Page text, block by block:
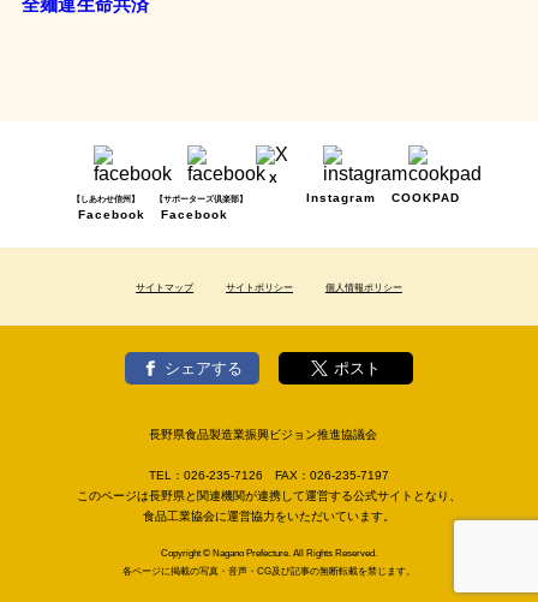
全麺連生命共済
【しあわせ信州】
Facebook
【サポーターズ倶楽部】
Facebook
X
Instagram
COOKPAD
サイトマップ サイトポリシー 個人情報ポリシー
シェアする ポスト
長野県食品製造業振興ビジョン推進協議会
TEL： 026-235-7126 FAX： 026-235-7197
このページは長野県と関連機関が連携して運営する公式サイトとなり、
食品工業協会に運営協力をいただいています。
Copyright © Nagano Prefecture. All Rights Reserved.
各ページに掲載の写真・音声・CG及び記事の無断転載を禁じます。